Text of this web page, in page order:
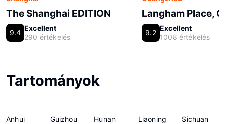
The Shanghai EDITION
9.4
Excellent
290 értékelés
Langham Place,
9.2
Excellent
1008 értékelés
Tartományok
Anhui
Guizhou
Hunan
Liaoning
Sichuan